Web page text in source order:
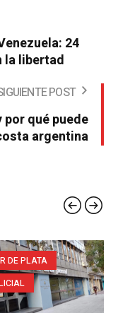
24
la libertad
POST
qué puede
argentina
DE PLATA